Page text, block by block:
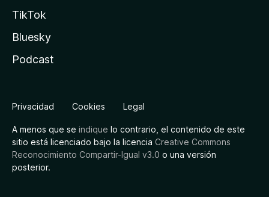
TikTok
Bluesky
Podcast
Privacidad Cookies Legal
A menos que se indique lo contrario, el contenido de este
sitio está licenciado bajo la licencia Creative Commons
Reconocimiento Compartir-Igual v3.0 o una versión
posterior.